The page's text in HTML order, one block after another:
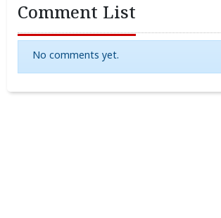
Comment List
No comments yet.